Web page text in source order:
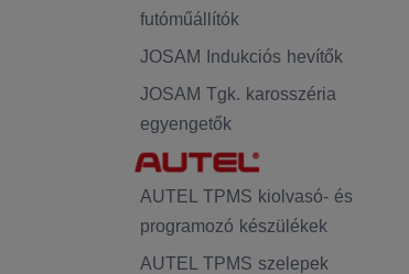
futóműállítók
JOSAM Indukciós hevítők
JOSAM Tgk. karosszéria
egyengetők
AUTEL TPMS kiolvasó- és
programozó készülékek
AUTEL TPMS szelepek